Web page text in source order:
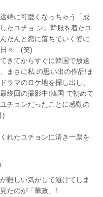
端に可愛くなっちゃう「成
たユチョ ン。韓服を着たユ
だんと恋に落ちていく姿に
日々…(笑)
きてからすぐに韓国で放送
まさに私 の思い出の作品!ま
ラマのロケ地を探し出し、
終回の撮影中!韓国 で初めて
チョンだったことに感動の
)
れたユチョンに清き一票を
難しい気がして避けてしま
たのが「華政」!